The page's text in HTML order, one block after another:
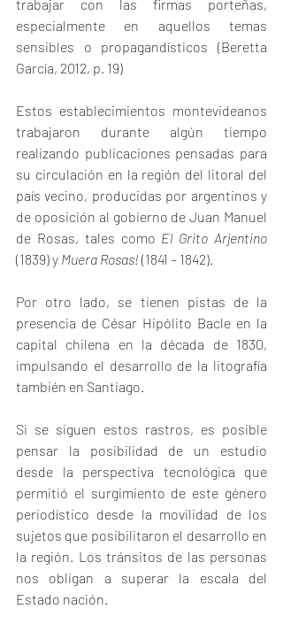
trabajar con las firmas porteñas,
especialmente en aquellos temas
sensibles o propagandísticos (Beretta
García, 2012, p. 19)
Estos establecimientos montevideanos
trabajaron durante algún tiempo
realizando publicaciones pensadas para
su circulación en la región del litoral del
país vecino, producidas por argentinos y
de oposición al gobierno de Juan Manuel
de Rosas, tales como El Grito Arjentino
(1839) y Muera Rosas! (1841 – 1842).
Por otro lado, se tienen pistas de la
presencia de César Hipólito Bacle en la
capital chilena en la década de 1830,
impulsando el desarrollo de la litografía
también en Santiago.
Si se siguen estos rastros, es posible
pensar la posibilidad de un estudio
desde la perspectiva tecnológica que
permitió el surgimiento de este género
periodístico desde la movilidad de los
sujetos que posibilitaron el desarrollo en
la región. Los tránsitos de las personas
nos obligan a superar la escala del
Estado nación.